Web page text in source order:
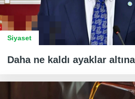
Siyaset
Daha ne kaldı ayaklar altına